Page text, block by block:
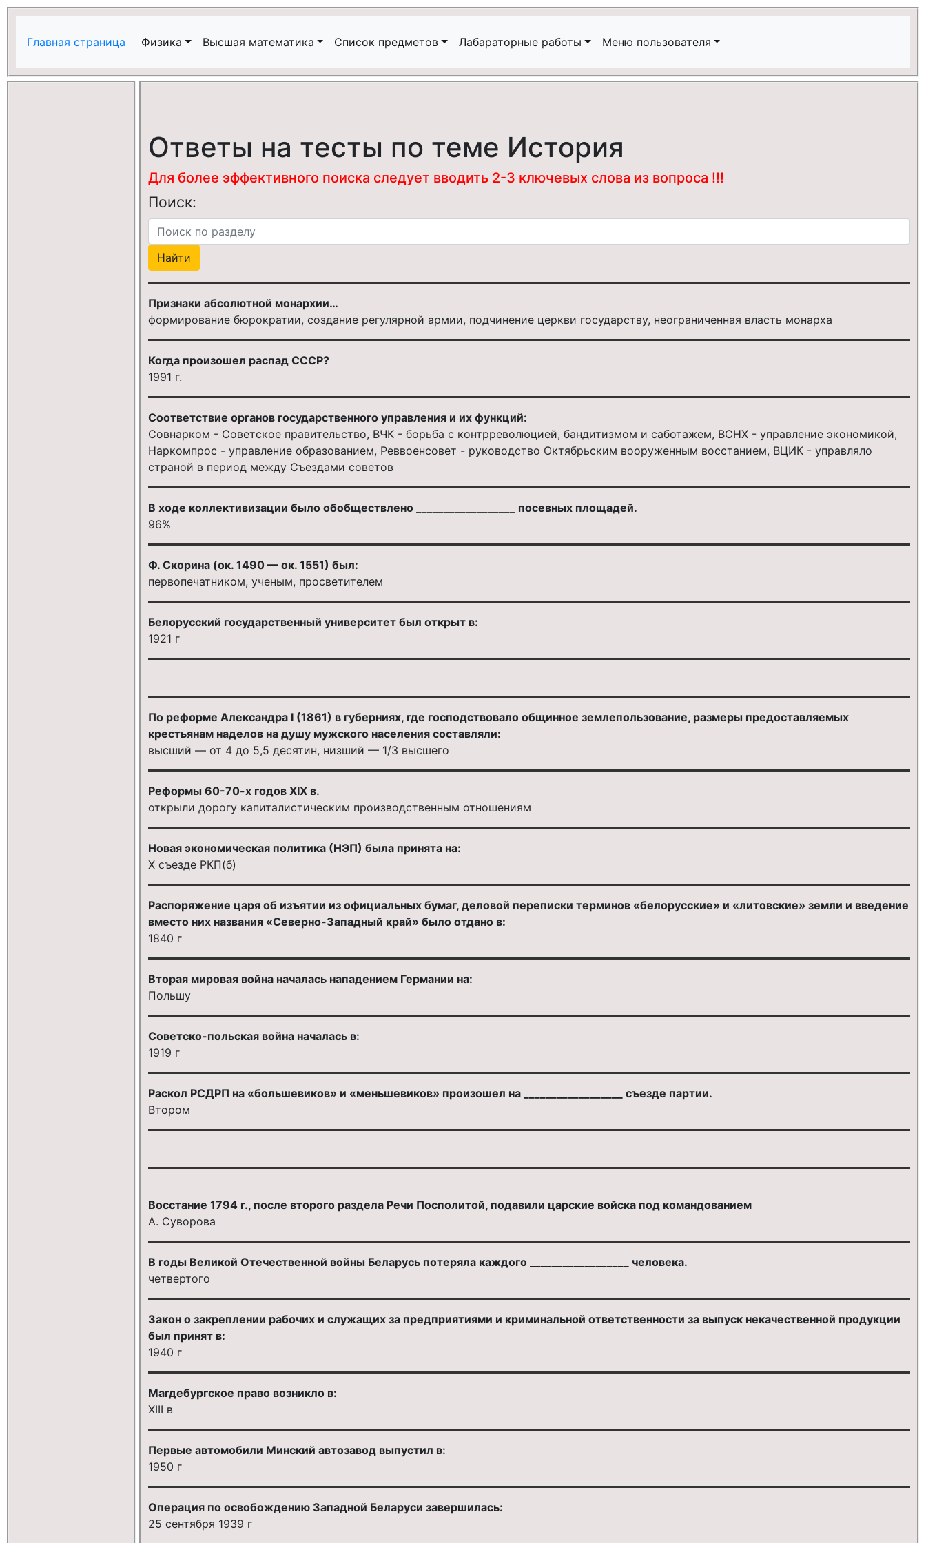
Главная страница Физика Высшая математика Список предметов Лабараторные работы Меню пользователя
Ответы на тесты по теме История
Для более эффективного поиска следует вводить 2-3 ключевых слова из вопроса !!!
Поиск:
Признаки абсолютной монархии…
формирование бюрократии, создание регулярной армии, подчинение церкви государству, неограниченная власть монарха
Когда произошел распад СССР?
1991 г.
Соответствие органов государственного управления и их функций:
Совнарком - Советское правительство, ВЧК - борьба с контрреволюцией, бандитизмом и саботажем, ВСНХ - управление экономикой,
Наркомпрос - управление образованием, Реввоенсовет - руководство Октябрьским вооруженным восстанием, ВЦИК - управляло
страной в период между Съездами советов
В ходе коллективизации было обобществлено __________________ посевных площадей.
96%
Ф. Скорина (ок. 1490 — ок. 1551) был:
первопечатником, ученым, просветителем
Белорусский государственный университет был открыт в:
1921 г
По реформе Александра I (1861) в губерниях, где господствовало общинное землепользование, размеры предоставляемых
крестьянам наделов на душу мужского населения составляли:
высший — от 4 до 5,5 десятин, низший — 1/3 высшего
Реформы 60-70-х годов XIX в.
открыли дорогу капиталистическим производственным отношениям
Новая экономическая политика (НЭП) была принята на:
Х съезде РКП(б)
Распоряжение царя об изъятии из официальных бумаг, деловой переписки терминов «белорусские» и «литовские» земли и введение
вместо них названия «Северно-Западный край» было отдано в:
1840 г
Вторая мировая война началась нападением Германии на:
Польшу
Советско-польская война началась в:
1919 г
Раскол РСДРП на «большевиков» и «меньшевиков» произошел на __________________ съезде партии.
Втором
Восстание 1794 г., после второго раздела Речи Посполитой, подавили царские войска под командованием
А. Суворова
В годы Великой Отечественной войны Беларусь потеряла каждого __________________ человека.
четвертого
Закон о закреплении рабочих и служащих за предприятиями и криминальной ответственности за выпуск некачественной продукции
был принят в:
1940 г
Магдебургское право возникло в:
XIII в
Первые автомобили Минский автозавод выпустил в:
1950 г
Операция по освобождению Западной Беларуси завершилась:
25 сентября 1939 г